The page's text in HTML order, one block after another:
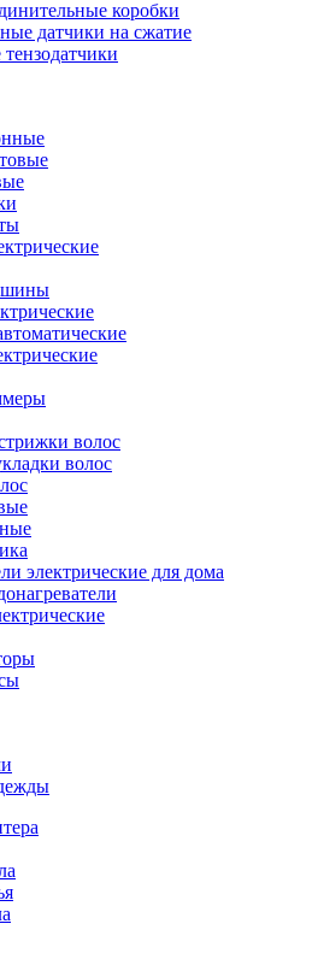
коробки
датчики на сжатие
волос
волос
электрические для дома